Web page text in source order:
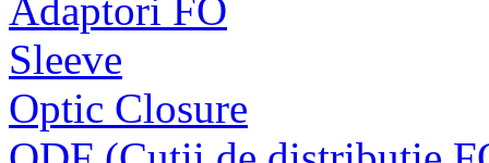
Adaptori FO
Sleeve
Optic Closure